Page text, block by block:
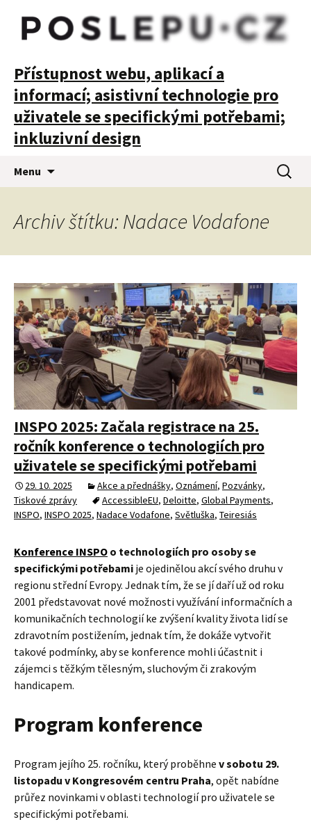
POSLEPU
Přístupnost webu, aplikací a
informací; asistivní technologie pro
uživatele se specifickými potřebami;
inkluzivní design
Menu
webu
Archiv štítku: Nadace Vodafone
INSPO 2025: Začala registrace na 25.
ročník konference o technologiích pro
uživatele se specifickými potřebami
29. 10. 2025 Akce a přednášky, Oznámení, Pozvánky,
Tiskové zprávy
AccessibleEU, Deloitte, Global Payments,
INSPO, INSPO 2025, Nadace Vodafone, Světluška, Teiresiás
Konference INSPO o technologiích pro osoby se
specifickými potřebami je ojedinělou akcí svého druhu v
regionu střední Evropy. Jednak tím, že se jí daří už od roku
2001 představovat nové možnosti využívání informačních a
komunikačních technologií ke zvýšení kvality života lidí se
zdravotním postižením, jednak tím, že dokáže vytvořit
takové podmínky, aby se konference mohli účastnit i
zájemci s těžkým tělesným, sluchovým či zrakovým
handicapem.
Program konference
Program jejího 25. ročníku, který proběhne v sobotu 29.
listopadu v Kongresovém centru Praha, opět nabídne
průřez novinkami v oblasti technologií pro uživatele se
specifickými potřebami.